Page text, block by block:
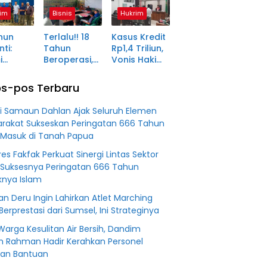
Kunjung
Diserahkan
Pagaralam
Memasuki
Babak Akhir,
Enam
Terdakwa
Dituntut 2,5
Jadi
M PT
Bisnis
Terlalu!! 18
Tahun
Beroperasi,
Diduga
Fiktifkan
Lahan Petani
Plasma Desa
Aringin
Hukrim
Kasus Kredit
Rp1,4 Triliun,
Vonis Hakim
pos Terbaru
Samaun Dahlan Ajak Seluruh Elemen
Sukseskan Peringatan 666 Tahun
di Tanah Papua
Fakfak Perkuat Sinergi Lintas Sektor
Peringatan 666 Tahun
Islam
Deru Ingin Lahirkan Atlet Marching
dari Sumsel, Ini Strateginya
Kesulitan Air Bersih, Dandim
Rahman Hadir Kerahkan Personel
Bantuan